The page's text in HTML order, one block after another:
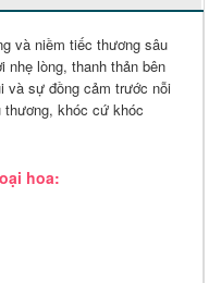
và niềm tiếc thương sâu
nhẹ lòng, thanh thản bên
và sự đồng cảm trước nỗi
thương, khóc cứ khóc
hoa: